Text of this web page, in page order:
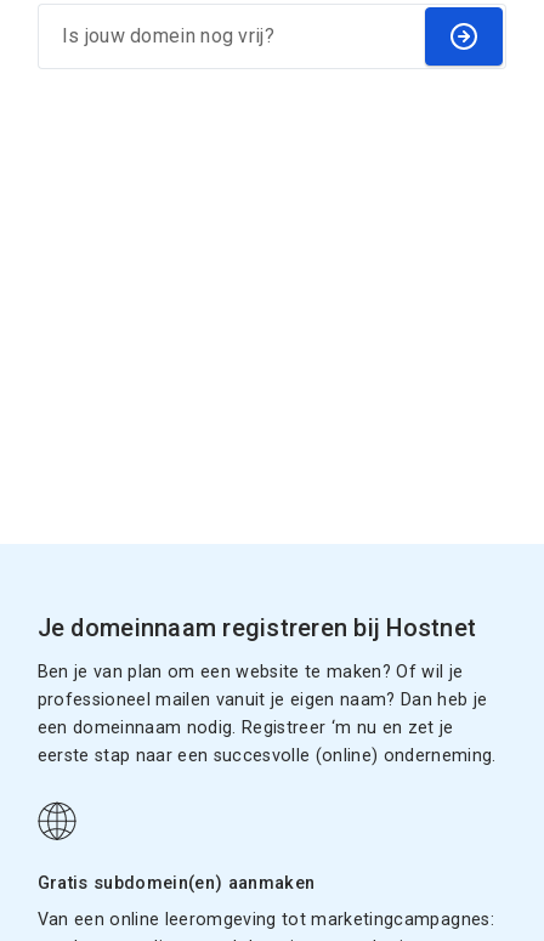
Je domeinnaam registreren bij Hostnet
Ben je van plan om een website te maken? Of wil je
professioneel mailen vanuit je eigen naam? Dan heb je
een domeinnaam nodig. Registreer ‘m nu en zet je
eerste stap naar een succesvolle (online) onderneming.
Gratis subdomein(en) aanmaken
Van een online leeromgeving tot marketingcampagnes: